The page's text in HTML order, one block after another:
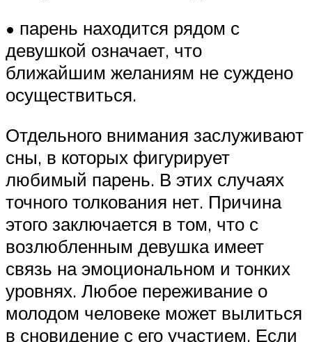
• парень находится рядом с
девушкой означает, что
ближайшим желаниям не суждено
осуществиться.
Отдельного внимания заслуживают
сны, в которых фигурирует
любимый парень. В этих случаях
точного толкования нет. Причина
этого заключается в том, что с
возлюбленным девушка имеет
связь на эмоциональном и тонких
уровнях. Любое переживание о
молодом человеке может вылиться
в сновидение с его участием. Если